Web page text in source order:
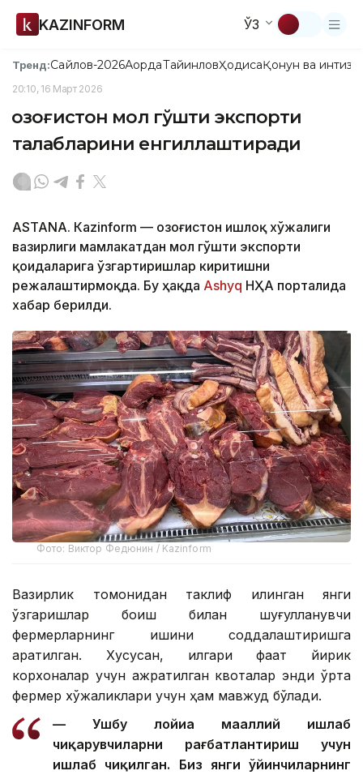
KAZINFORM ЎЗ
Тренд:Сайлов-2026АқордаТайинловҲодисаҚонун ва
20:10, 16 Март 2026
Қозоғистон мол гўшти экспорти
талабларини енгиллаштиради
ASTANА. Кazinform — Қозоғистон Қишлоқ хўжалиги
вазирлиги мамлакатдан мол гўшти экспорти
қоидаларига ўзгартиришлар киритишни
режалаштирмоқда. Бу ҳақда Ashyq НҲА порталида
хабар берилди.
Фото: Виктор Федюнин / Kazinform
Вазирлик томонидан таклиф қилинган янги
ўзгаришлар боқиш билан шуғулланувчи
фермерларнинг ишини соддалаштиришга
қаратилган. Хусусан, илгари фақат йирик
корхоналар учун ажратилган квоталар энди ўрта
фермер хўжаликлари учун ҳам мавжуд бўлади.
— Ушбу лойиҳа маҳаллий ишлаб
чиқарувчиларни рағбатлантириш учун
ишлаб чиқилган. Биз янги ўйинчиларнинг